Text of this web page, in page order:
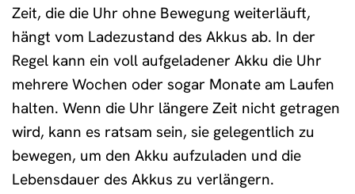
Zeit, die die Uhr ohne Bewegung weiterläuft,
hängt vom Ladezustand des Akkus ab. In der
Regel kann ein voll aufgeladener Akku die Uhr
mehrere Wochen oder sogar Monate am Laufen
halten. Wenn die Uhr längere Zeit nicht getragen
wird, kann es ratsam sein, sie gelegentlich zu
bewegen, um den Akku aufzuladen und die
Lebensdauer des Akkus zu verlängern.